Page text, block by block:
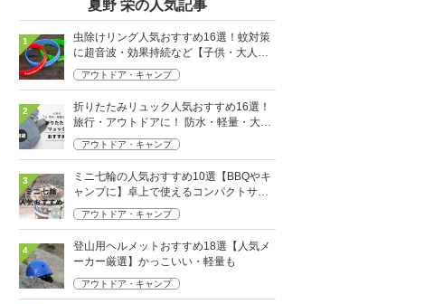
夏野 栄の人気記事
1
虫除けリング人気おすすめ16選！蚊対策
に超音波・効果持続など【子供・大人用
も】
アウトドア・キャンプ
2
折りたたみリュック人気おすすめ16選！
旅行・アウトドアに！ 防水・軽量・大容
量タイプも
アウトドア・キャンプ
3
ミニ七輪の人気おすすめ10選【BBQやキ
ャンプに】卓上で使えるコンパクトサイ
ズも！
アウトドア・キャンプ
4
登山用ヘルメットおすすめ18選【人気メ
ーカー厳選】かっこいい・軽量も
アウトドア・キャンプ